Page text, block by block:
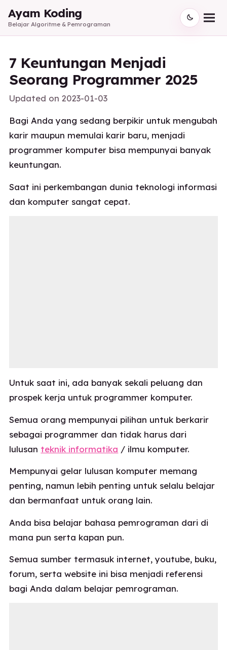
Ayam Koding
Belajar Algoritme & Pemrograman
7 Keuntungan Menjadi
Seorang Programmer 2025
Updated on2023-01-03
Bagi Anda yang sedang berpikir untuk mengubah
karir maupun memulai karir baru, menjadi
programmer komputer bisa mempunyai banyak
keuntungan.
Saat ini perkembangan dunia teknologi informasi
dan komputer sangat cepat.
Untuk saat ini, ada banyak sekali peluang dan
prospek kerja untuk programmer komputer.
Semua orang mempunyai pilihan untuk berkarir
sebagai programmer dan tidak harus dari
lulusan teknik informatika / ilmu komputer.
Mempunyai gelar lulusan komputer memang
penting, namun lebih penting untuk selalu belajar
dan bermanfaat untuk orang lain.
Anda bisa belajar bahasa pemrograman dari di
mana pun serta kapan pun.
Semua sumber termasuk internet, youtube, buku,
forum, serta website ini bisa menjadi referensi
bagi Anda dalam belajar pemrograman.